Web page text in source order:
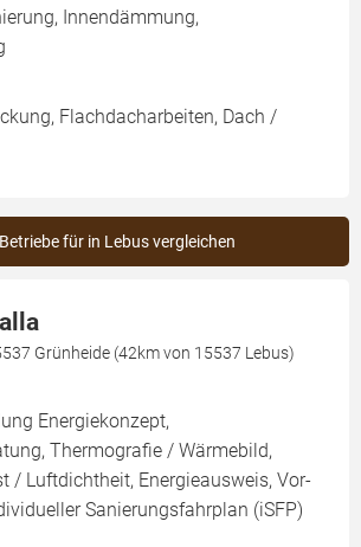
Innendämmung,
Flachdacharbeiten, Dach /
für in Lebus vergleichen
Grünheide (42km von 15537 Lebus)
Energiekonzept,
Thermografie / Wärmebild,
/ Luftdichtheit, Energieausweis, Vor-
Sanierungsfahrplan (iSFP)